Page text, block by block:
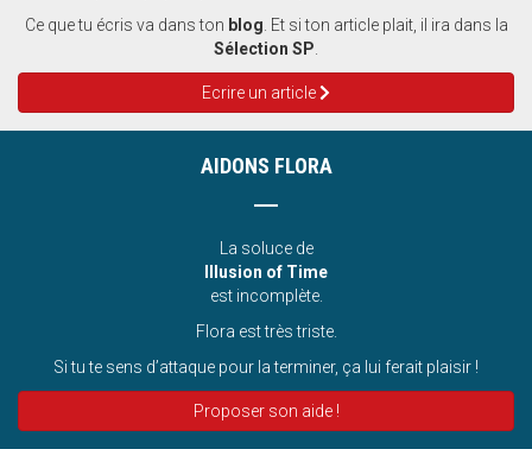
Ce que tu écris va dans ton blog . Et si ton article plait, il ira dans la
Sélection SP
Ecrire un article
AIDONS FLORA
La soluce de
Illusion of Time
est incomplète.
Flora est très triste.
Si tu te sens d’attaque pour la terminer, ça lui ferait plaisir !
Proposer son aide !